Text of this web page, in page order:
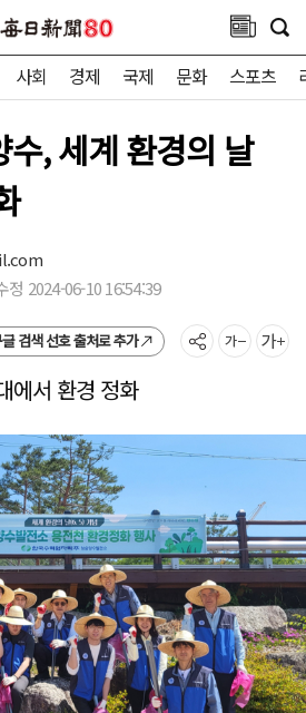
사회 경제 국제 문화 스포츠
, 세계 환경의 날
정 2024-06-10 16:54:39
검색 선호 출처로 추가
에서 환경 정화